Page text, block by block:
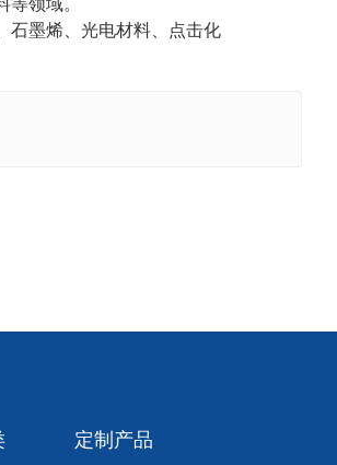
石墨烯、光电材料、点击化
定制产品